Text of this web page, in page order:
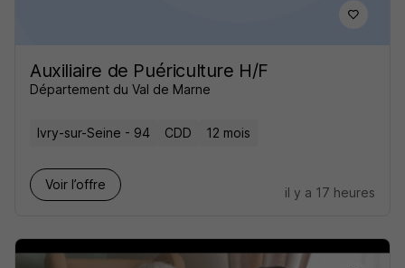
Auxiliaire de Puériculture H/F
Département du Val de Marne
Ivry-sur-Seine - 94 CDD 12 mois
Voir l’offre
il y a 17 heures